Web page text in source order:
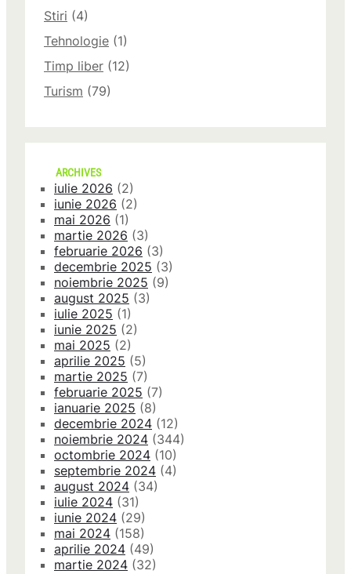
Stiri (4)
Tehnologie (1)
Timp liber (12)
Turism (79)
ARCHIVES
iulie 2026 (2)
iunie 2026 (2)
mai 2026 (1)
martie 2026 (3)
februarie 2026 (3)
decembrie 2025 (3)
noiembrie 2025 (9)
august 2025 (3)
iulie 2025 (1)
iunie 2025 (2)
mai 2025 (2)
aprilie 2025 (5)
martie 2025 (7)
februarie 2025 (7)
ianuarie 2025 (8)
decembrie 2024 (12)
noiembrie 2024 (344)
octombrie 2024 (10)
septembrie 2024 (4)
august 2024 (34)
iulie 2024 (31)
iunie 2024 (29)
mai 2024 (158)
aprilie 2024 (49)
martie 2024 (32)